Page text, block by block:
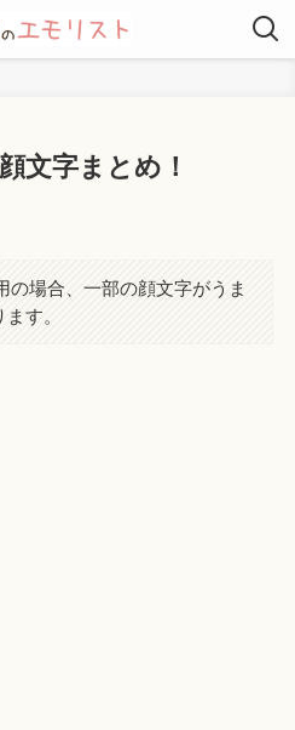
文字まとめ！
の場合、一部の顔文字がうま
す。